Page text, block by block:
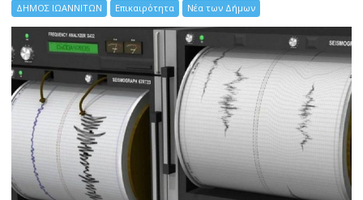
ΔΗΜΟΣ ΙΩΑΝΝΙΤΩΝ Επικαιρότητα Νέα των Δήμων